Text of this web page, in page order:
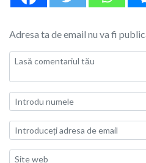
Adresa ta de email nu va fi